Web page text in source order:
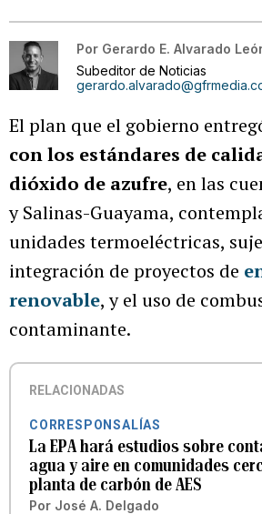
Por Gerardo E. Alvarado
Subeditor de Noticias
El plan que el gobierno
con los estándares de
dióxido de azufre, en las
y Salinas-Guayama,
unidades termoeléctricas,
integración de proyectos de
renovable, y el uso de
contaminante.
RELACIONADAS
CORRESPONSALÍAS
La EPA hará estudios sobre
agua y aire en comunidades
planta de carbón de AES
Por José A. Delgado